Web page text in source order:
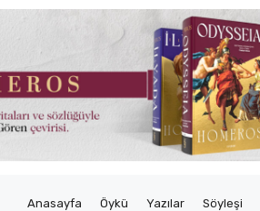
Anasayfa Öykü Yazılar Söyleşi